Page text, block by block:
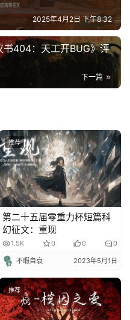
2025年4月2日 下午8:32
书404：天工开BUG》评
下一篇
推荐
第二十五届零重力杯短篇科
幻征文：重现
1.5K 0 0 0
不暇自衰 2023年5月1日
推荐